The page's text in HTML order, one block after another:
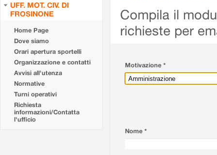
UFF. MOT. CIV. DI
FROSINONE
Home Page
Dove siamo
Orari apertura sportelli
Organizzazione e contatti
Avvisi all'utenza
Normative
Turni operativi
Richiesta
informazioni/Contatta
l'ufficio
Compila il
richieste per
Motivazione *
Nome *